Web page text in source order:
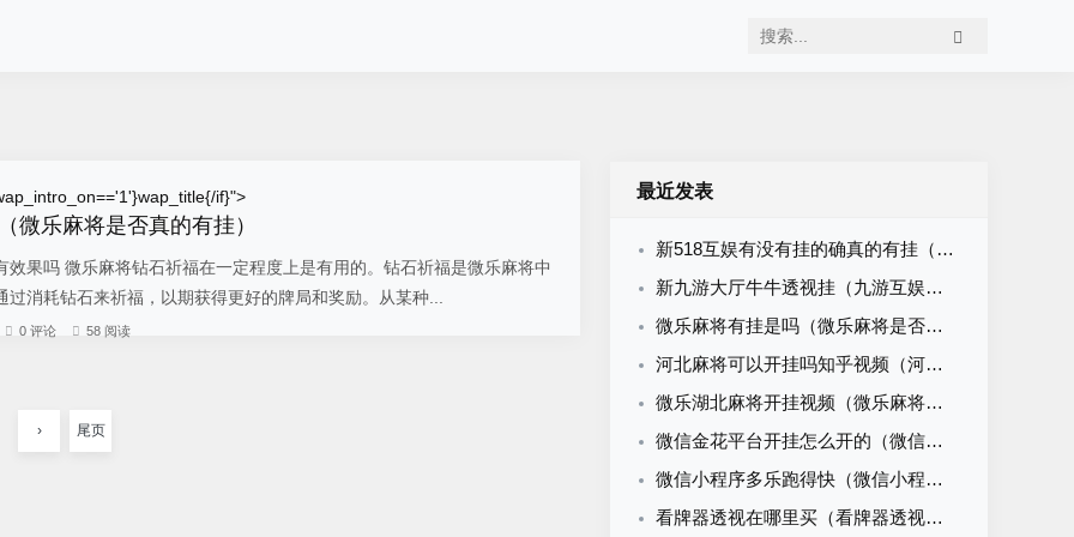
if}">
微乐麻将是否真的有挂）
效果吗 微乐麻将钻石祈福在一定程度上是有用的。钻石祈福是微乐麻将中
消耗钻石来祈福，以期获得更好的牌局和奖励。从某种...
0 评论 58 阅读
› 尾页
最近发表
新518互娱有没有挂的确真的有挂（518互游有挂吗）
新九游大厅牛牛透视挂（九游互娱牛牛有挂吗）
微乐麻将有挂是吗（微乐麻将是否真的有挂）
河北麻将可以开挂吗知乎视频（河北麻将可以开挂吗知乎视频大全）
微乐湖北麻将开挂视频（微乐麻将开挂下载安装）
微信金花平台开挂怎么开的（微信金花挂软件）
微信小程序多乐跑得快（微信小程序多乐跑得快怎么开挂）
看牌器透视在哪里买（看牌器透视怎么做）